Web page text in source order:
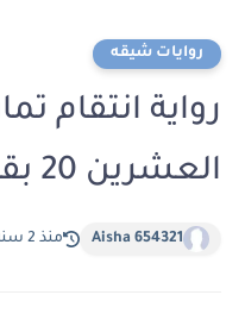
روايات شيقه
رواية انتقام
العشرين 20 بقلم رنا سعيد
Aisha 654321 منذ 2 سنة